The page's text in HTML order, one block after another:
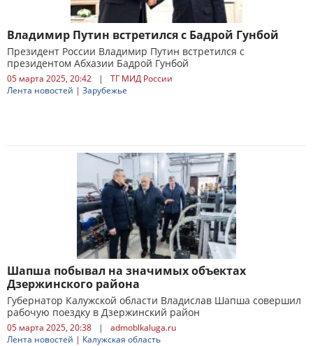
Владимир Путин встретился с Бадрой Гунбой
Президент России Владимир Путин встретился с
президентом Абхазии Бадрой Гунбой
05 марта 2025, 20:42 |
ТГ МИД России
Лента новостей | Зарубежье
Шапша побывал на значимых объектах
Дзержинского района
Губернатор Калужской области Владислав Шапша совершил
рабочую поездку в Дзержинский район
05 марта 2025, 20:38 |
admoblkaluga.ru
Лента новостей | Калужская область